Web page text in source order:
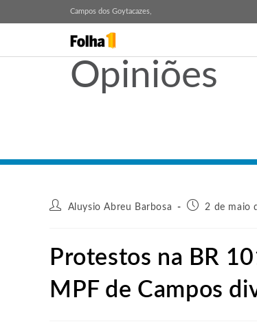
Campos dos Goytacazes,
Opiniões
Aluysio Abreu Barbosa 2 de maio
Protestos na BR
MPF de Campos